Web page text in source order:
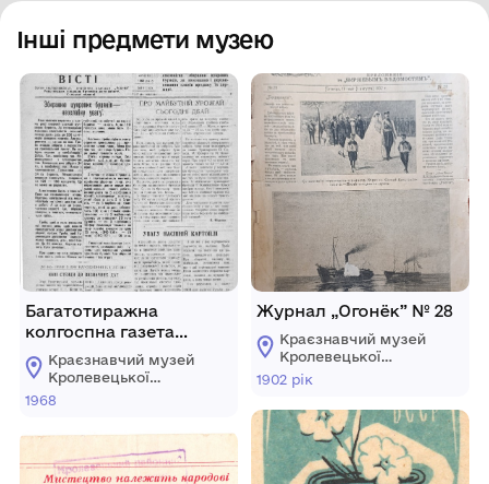
Інші предмети музею
Багатотиражна
колгоспна газета
“Колгоспні вісті” № 18 \
153 \ від 22 жовтня 1968
року.
Краєзнавчий музей
Кролевецької
міської ради
1968
Журнал „Огонёк” № 28
Краєзнавчий музей
Кролевецької
міської ради
1902 рік